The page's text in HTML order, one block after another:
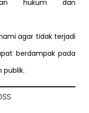
hukum dan
agar tidak terjadi
berdampak pada
publik.